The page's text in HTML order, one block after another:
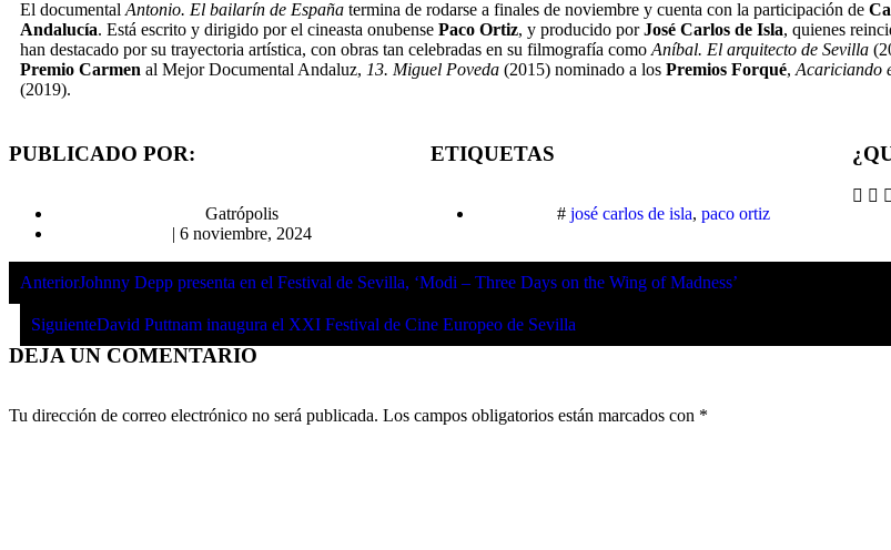
El documental Antonio. El bailarín de España termina de rodarse a finales de noviembre y cuenta con la participación de
Andalucía. Está escrito y dirigido por el cineasta onubense Paco Ortiz, y producido porJosé Carlos de Isla, quienes
han destacado por su trayectoria artística, con obras tan celebradas en su filmografía como Aníbal. El arquitecto de Sevilla
Premio Carmen al Mejor Documental Andaluz, 13. Miguel Poveda (2015) nominado a los Premios Forqué, Acariciando
(2019).
PUBLICADO POR:
Gatrópolis
| 6 noviembre, 2024
ETIQUETAS
# josé carlos de isla, paco ortiz
AnteriorJohnny Depp presenta en el Festival de Sevilla, ‘Modi – Three Days on the Wing of Madness’
SiguienteDavid Puttnam inaugura el XXI Festival de Cine Europeo de Sevilla
DEJA UN COMENTARIO
Tu dirección de correo electrónico no será publicada. Los campos obligatorios están marcados con *